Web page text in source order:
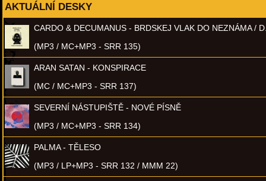
AKTUÁLNÍ DESKY
CARDO & DECUMANUS - BRDSKEJ VLAK DO NEZNÁMA /
(MP3 / MC+MP3 - SRR 135)
ARAN SATAN - KONSPIRACE
(MC / MC+MP3 - SRR 137)
SEVERNÍ NÁSTUPIŠTĚ - NOVÉ PÍSNĚ
(MP3 / MC+MP3 - SRR 134)
PALMA - TĚLESO
(MP3 / LP+MP3 - SRR 132 / MMM 22)